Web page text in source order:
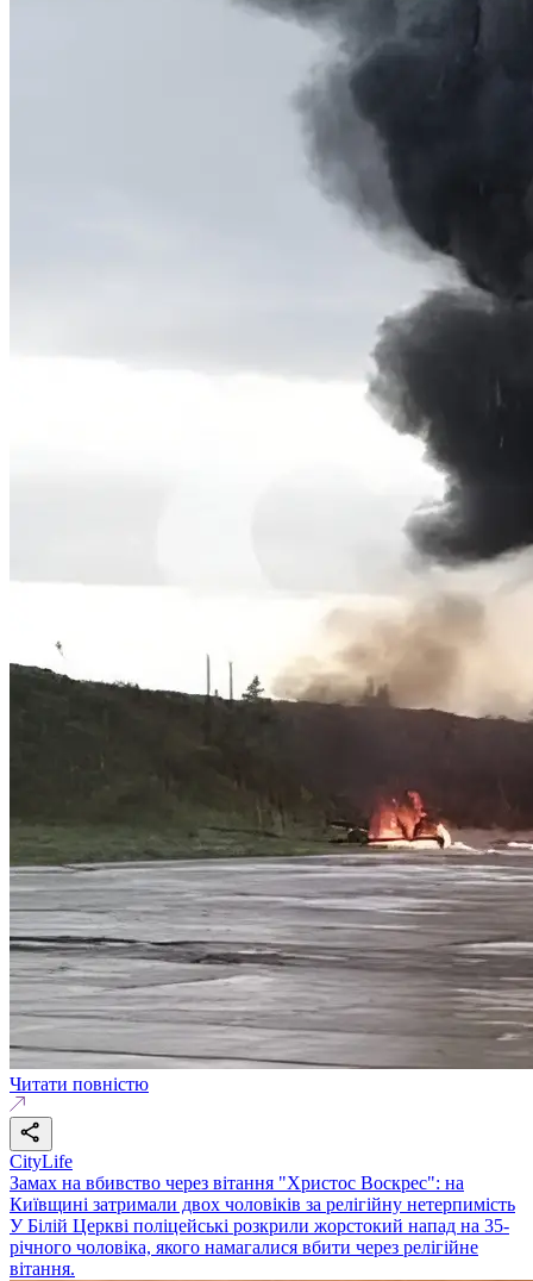
Читати повністю
CityLife
Замах на вбивство через вітання "Христос Воскрес": на
Київщині затримали двох чоловіків за релігійну нетерпимість
У Білій Церкві поліцейські розкрили жорстокий напад на 35-
річного чоловіка, якого намагалися вбити через релігійне
вітання.